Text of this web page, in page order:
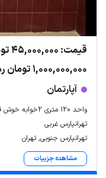
قیمت: 45,000,000 تومان اجاره
1,000,000,000 تومان رهن
آپارتمان
واحد ۱۲۰ متری
تهرانپارس غربی
تهرانپارس جنوبی, تهران
مشاهده جزییات